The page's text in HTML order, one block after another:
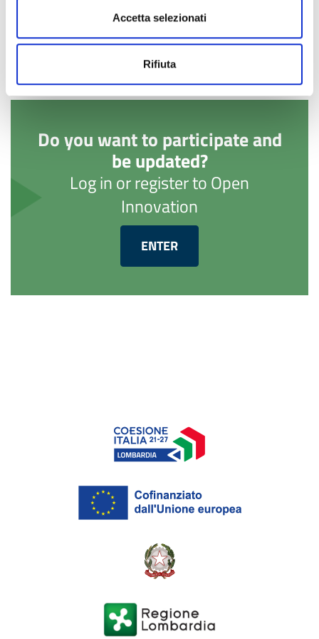
Accetta selezionati
Rifiuta
Do you want to participate and
be updated?
Log in or register to Open
Innovation
ENTER